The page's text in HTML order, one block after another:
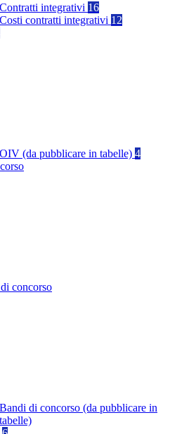
Contratti integrativi 16
Costi contratti integrativi 12
OIV (da pubblicare in tabelle) 4
concorso
Bandi di concorso (da pubblicare in
tabelle)